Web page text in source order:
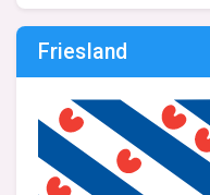
Friesland